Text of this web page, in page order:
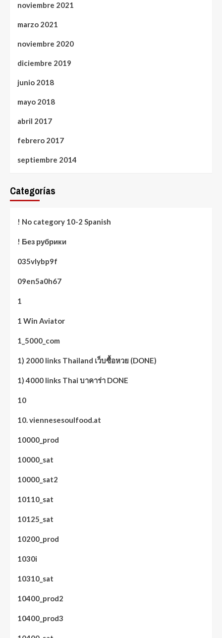
noviembre 2021
marzo 2021
noviembre 2020
diciembre 2019
junio 2018
mayo 2018
abril 2017
febrero 2017
septiembre 2014
Categorías
! No category 10-2 Spanish
! Без рубрики
035vlybp9f
09en5a0h67
1
1 Win Aviator
1_5000_com
1) 2000 links Thailand เว็บซื้อหวย (DONE)
1) 4000 links Thai บาคาร่า DONE
10
10. viennesesoulfood.at
10000_prod
10000_sat
10000_sat2
10110_sat
10125_sat
10200_prod
1030i
10310_sat
10400_prod2
10400_prod3